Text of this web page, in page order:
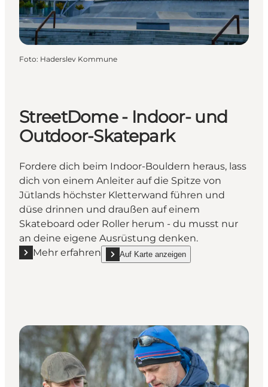
Foto: Haderslev Kommune
StreetDome - Indoor- und
Outdoor-Skatepark
Fordere dich beim Indoor-Bouldern heraus, lass
dich von einem Anleiter auf die Spitze von
Jütlands höchster Kletterwand führen und
düse drinnen und draußen auf einem
Skateboard oder Roller herum - du musst nur
an deine eigene Ausrüstung denken.
Mehr erfahren
Mehr erfahren "StreetDome - Indoor- und Outdoor-
Auf Karte anzeigen